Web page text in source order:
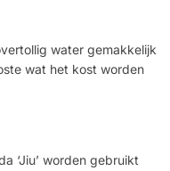
water gemakkelijk
wat het kost worden
‘Jiu’ worden gebruikt